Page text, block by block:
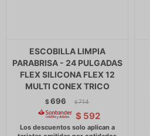
ESCOBILLA LIMPIA
PARABRISA - 24 PULGADAS
FLEX SILICONA FLEX 12
MULTI CONEX TRICO
$696 $ 714
$ 592